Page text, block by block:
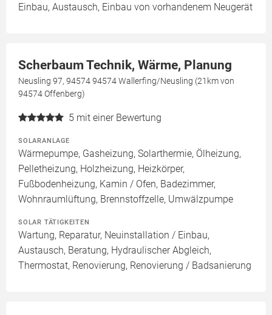
Einbau, Austausch, Einbau von vorhandenem Neugerät
Scherbaum Technik, Wärme, Planung
Neusling 97, 94574 94574 Wallerfing/Neusling (21km von
94574 Offenberg)
5 mit einer Bewertung
SOLARANLAGE
Wärmepumpe, Gasheizung, Solarthermie, Ölheizung,
Pelletheizung, Holzheizung, Heizkörper,
Fußbodenheizung, Kamin / Ofen, Badezimmer,
Wohnraumlüftung, Brennstoffzelle, Umwälzpumpe
SOLAR TÄTIGKEITEN
Wartung, Reparatur, Neuinstallation / Einbau,
Austausch, Beratung, Hydraulischer Abgleich,
Thermostat, Renovierung, Renovierung / Badsanierung